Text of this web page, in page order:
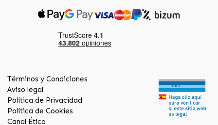
Términos y Condiciones
Aviso legal
Política de Privacidad
Política de Cookies
Canal Ético